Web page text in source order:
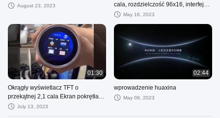
August 23, 2023
cala, rozdzielczość 96x16, interfejs
IIC, sterowanie ICSSD1306
May 16, 2023
01:30
Okrągły wyświetlacz TFT o
przekątnej 2,1 cala Ekran pokrętła z
systemem Linux, rozdzielczość
July 13, 2023
02:44
wprowadzenie huaxina
May 08, 2023